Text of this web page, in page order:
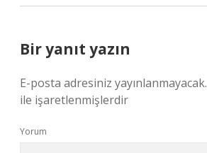
Bir yanıt yazın
E-posta adresiniz yayınlanmayacak.
ile işaretlenmişlerdir
Yorum